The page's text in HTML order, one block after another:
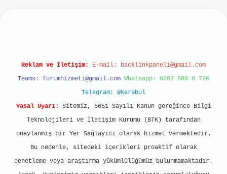
Reklam ve İletişim: E-mail: backlinkpaneli@gmail.com
Teams: forumhizmeti@gmail.com Whatsapp: 0262 606 0 726
Telegram: @karabul
Yasal Uyarı:
Sitemiz, 5651 Sayılı Kanun gereğince Bilgi
Teknolojileri ve İletişim Kurumu (BTK) tarafından
onaylanmış bir Yer Sağlayıcı olarak hizmet vermektedir.
Bu nedenle, sitedeki içerikleri proaktif olarak
denetleme veya araştırma yükümlülüğümüz bulunmamaktadır.